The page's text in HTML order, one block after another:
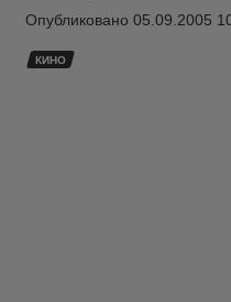
Опубликовано 05.09.2005
КИНО